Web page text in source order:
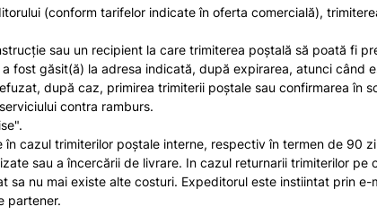
(conform tarifelor indicate în oferta comercială),
sau un recipient la care trimiterea poştală să poată fi
fost găsit(ă) la adresa indicată, după expirarea, atunci când
după caz, primirea trimiterii poştale sau confirmarea în
contra ramburs.
cazul trimiterilor poștale interne, respectiv în termen de 90
sau a încercării de livrare. In cazul returnarii trimiterilor
nu mai existe alte costuri. Expeditorul este instiintat prin
partener.